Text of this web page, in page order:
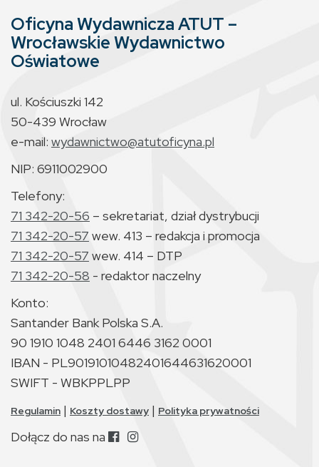
Oficyna Wydawnicza ATUT –
Wrocławskie Wydawnictwo
Oświatowe
ul. Kościuszki 142
50-439 Wrocław
e-mail: wydawnictwo@atutoficyna.pl
NIP: 6911002900
Telefony:
71 342-20-56 – sekretariat, dział dystrybucji
71 342-20-57 wew. 413 – redakcja i promocja
71 342-20-57 wew. 414 – DTP
71 342-20-58 - redaktor naczelny
Konto:
Santander Bank Polska S.A.
90 1910 1048 2401 6446 3162 0001
IBAN - PL90191010482401644631620001
SWIFT - WBKPPLPP
Regulamin | Koszty dostawy | Polityka prywatności
Dołącz do nas na